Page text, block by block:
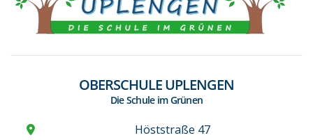
OBERSCHULE UPLENGEN
Die Schule im Grünen
Höststraße 47